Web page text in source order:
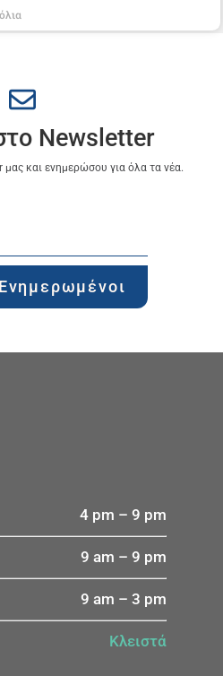
Newsletter
και ενημερώσου για όλα τα νέα.
4 pm – 9 pm
9 am – 9 pm
9 am – 3 pm
Κλειστά